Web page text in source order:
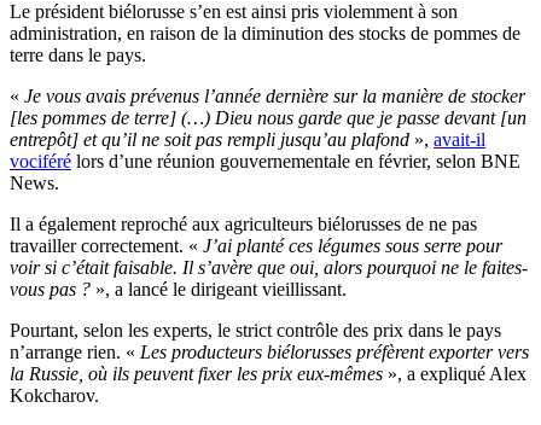
Le président biélorusse s’en est ainsi pris violemment à son
administration, en raison de la diminution des stocks de pommes de
terre dans le pays.
« Je vous avais prévenus l’année dernière sur la manière de stocker
[les pommes de terre] (…) Dieu nous garde que je passe devant [un
entrepôt] et qu’il ne soit pas rempli jusqu’au plafond », avait-il
vociféré lors d’une réunion gouvernementale en février, selon BNE
News.
Il a également reproché aux agriculteurs biélorusses de ne pas
travailler correctement. « J’ai planté ces légumes sous serre pour
voir si c’était faisable. Il s’avère que oui, alors pourquoi ne le faites-
vous pas ? », a lancé le dirigeant vieillissant.
Pourtant, selon les experts, le strict contrôle des prix dans le pays
n’arrange rien. « Les producteurs biélorusses préfèrent exporter vers
la Russie, où ils peuvent fixer les prix eux-mêmes », a expliqué Alex
Kokcharov.